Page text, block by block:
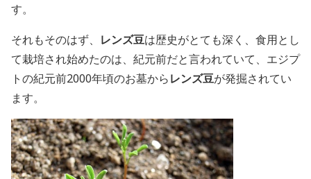
す。
それもそのはず、 レンズ豆は歴史がとても深く、食用とし
て栽培され始めたのは、紀元前だと言われていて、エジプ
トの紀元前2000年頃のお墓からレンズ豆が発掘されてい
ます。